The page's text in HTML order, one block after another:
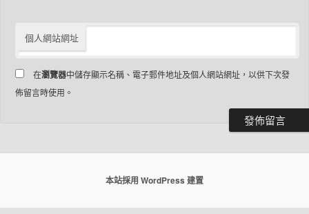
個人網站網址
在瀏覽器中儲存顯示名稱、電子郵件地址及個人網站網址，以供下次發
佈留言時使用。
本站採用 WordPress 建置